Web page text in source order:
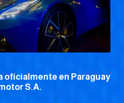
oficialmente en Paraguay
S.A.